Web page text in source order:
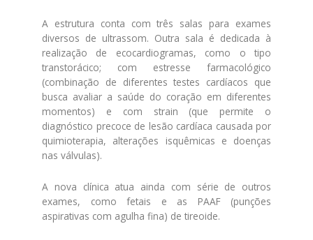
A estrutura conta com três salas para exames
diversos de ultrassom. Outra sala é dedicada à
realização de ecocardiogramas, como o tipo
transtorácico; com estresse farmacológico
(combinação de diferentes testes cardíacos que
busca avaliar a saúde do coração em diferentes
momentos) e com strain (que permite o
diagnóstico precoce de lesão cardíaca causada por
quimioterapia, alterações isquêmicas e doenças
nas válvulas).
A nova clínica atua ainda com série de outros
exames, como fetais e as PAAF (punções
aspirativas com agulha fina) de tireoide.